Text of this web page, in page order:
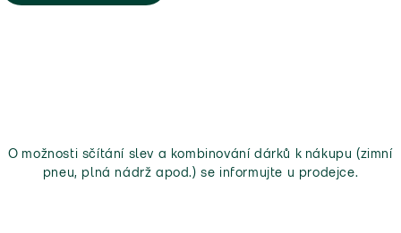
O možnosti sčítání slev a kombinování dárků k nákupu (zimní
pneu, plná nádrž apod.) se informujte u prodejce.